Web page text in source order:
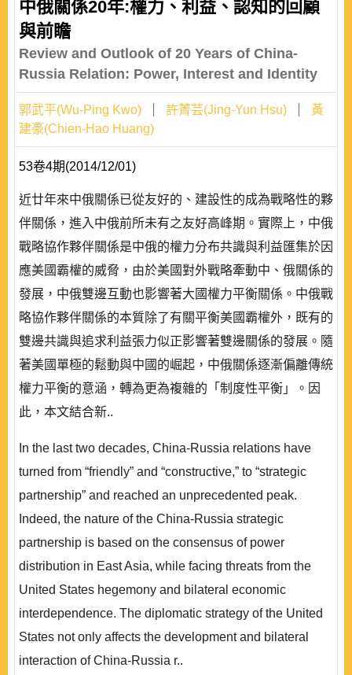
中俄關係20年:權力、利益、認知的回顧
與前瞻
Review and Outlook of 20 Years of China-
Russia Relation: Power, Interest and Identity
郭武平(Wu-Ping Kwo) 許菁芸(Jing-Yun Hsu)
黃
建豪(Chien-Hao Huang)
53卷4期(2014/12/01)
近廿年來中俄關係已從友好的、建設性的成為戰略性的夥
伴關係，進入中俄前所未有之友好高峰期。實際上，中俄
戰略協作夥伴關係是中俄的權力分布共識與利益匯集於因
應美國霸權的威脅，由於美國對外戰略牽動中、俄關係的
發展，中俄雙邊互動也影響著大國權力平衡關係。中俄戰
略協作夥伴關係的本質除了有關平衡美國霸權外，既有的
雙邊共識與追求利益張力似正影響著雙邊關係的發展。隨
著美國單極的鬆動與中國的崛起，中俄關係逐漸偏離傳統
權力平衡的意涵，轉為更為複雜的「制度性平衡」。因
此，本文結合新..
In the last two decades, China-Russia relations have
turned from “friendly” and “constructive,” to “strategic
partnership” and reached an unprecedented peak.
Indeed, the nature of the China-Russia strategic
partnership is based on the consensus of power
distribution in East Asia, while facing threats from the
United States hegemony and bilateral economic
interdependence. The diplomatic strategy of the United
States not only affects the development and bilateral
interaction of China-Russia r..